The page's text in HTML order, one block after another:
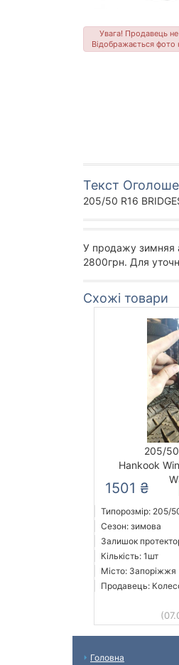
Увага! Продавець
Відображається фото
Текст
205/50 R16
У продажу зимняя
2800грн. Для
Схожі товари
205/
Hankook
1501 ₴
Типорозмір: 205/
Сезон: зимова
Залишок
Кількість: 1шт
Місто: Запоріжжя
Продавець:
Головна